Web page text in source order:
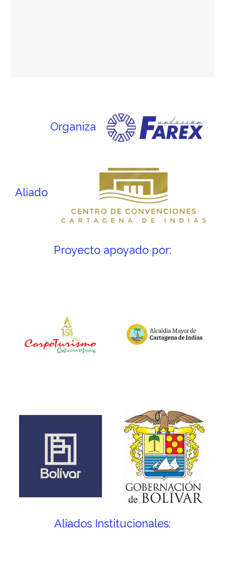
Organiza
Aliado
Proyecto apoyado por:
Aliados Institucionales: